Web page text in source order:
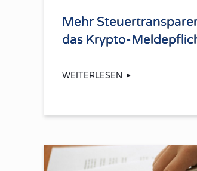
Mehr
das Krypto-
WEITERLESEN